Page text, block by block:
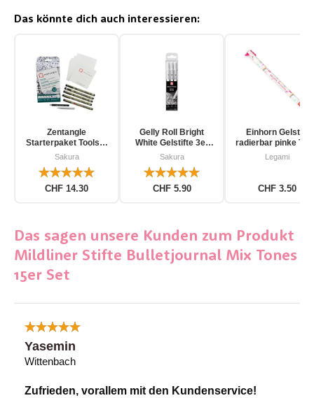
Das könnte dich auch interessieren:
Zentangle
Starterpaket Toolset
für Einsteiger 12-
Sakura
CHF 14.30
Gelly Roll Bright
White Gelstifte 3er
Pack
Sakura
CHF 5.90
Einhorn Gelstift
radierbar pinke
Legami
CHF 3.50
Das sagen unsere Kunden zum Produkt
Mildliner Stifte Bulletjournal Mix Tones
15er Set
Yasemin
Wittenbach
Zufrieden, vorallem mit den Kundenservice!